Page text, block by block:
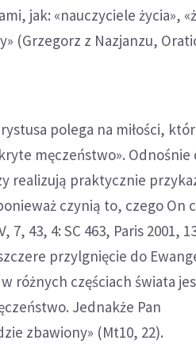
jak: «nauczyciele życia»,
(Grzegorz z Nazjanzu,
polega na miłości,
męczeństwo». Odnośnie
realizują praktycznie
czynią to, czego On
43, 4: SC 463, Paris 2001,
przylgnięcie do
różnych częściach świata
Jednakże Pan
zbawiony» (Mt10, 22).